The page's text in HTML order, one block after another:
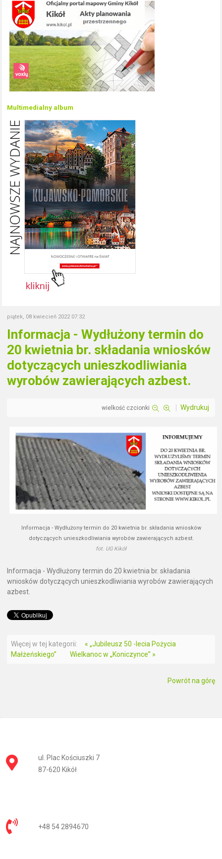
Multimedialny album
piątek, 08 kwiecień 2022 07:32
Informacja - Wydłużony termin do
20 kwietnia br. składania wniosków
dotyczących unieszkodliwiania
wyrobów zawierających azbest.
wielkość czcionki Wydrukuj
Informacja - Wydłużony termin do 20 kwietnia br. składania wniosków
dotyczących unieszkodliwiania wyrobów zawierających azbest.
fot. UG Kikół
Informacja - Wydłużony termin do 20 kwietnia br. składania
wniosków dotyczących unieszkodliwiania wyrobów zawierających
azbest.
Więcej w tej kategorii:
« „Jubileusz 50 -lecia Pożycia
Małżeńskiego”
Wielkanoc w „Koniczynce” »
Powrót na górę
ul. Plac Kościuszki 7
87-620 Kikół
+48 54 2894670